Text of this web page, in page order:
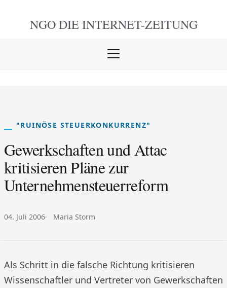
NGO DIE INTERNET-ZEITUNG
Menü
"RUINÖSE STEUERKONKURRENZ"
Gewerkschaften und Attac
kritisieren Pläne zur
Unternehmensteuerreform
Veröffentlicht am:
04. Juli 2006 Autor:
Maria Storm
Als Schritt in die falsche Richtung kritisieren
Wissenschaftler und Vertreter von Gewerkschaften